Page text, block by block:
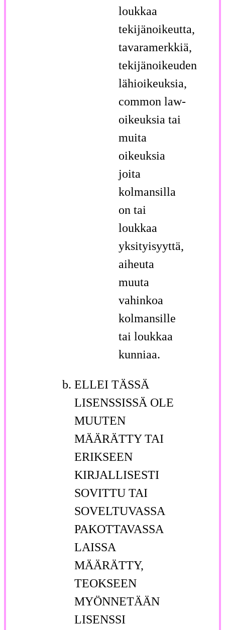
loukkaa
tekijänoikeutta,
tavaramerkkiä,
tekijänoikeuden
lähioikeuksia,
common law-
oikeuksia tai
muita
oikeuksia
joita
kolmansilla
on tai
loukkaa
yksityisyyttä,
aiheuta
muuta
vahinkoa
kolmansille
tai loukkaa
kunniaa.
ELLEI TÄSSÄ
LISENSSISSÄ OLE
MUUTEN
MÄÄRÄTTY TAI
ERIKSEEN
KIRJALLISESTI
SOVITTU TAI
SOVELTUVASSA
PAKOTTAVASSA
LAISSA
MÄÄRÄTTY,
TEOKSEEN
MYÖNNETÄÄN
LISENSSI